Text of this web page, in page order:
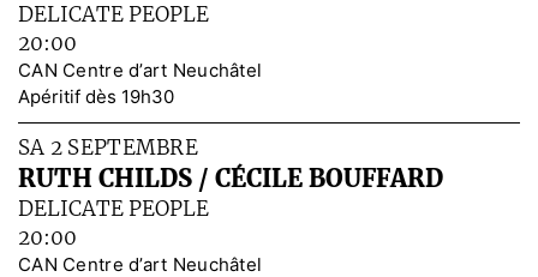
DELICATE PEOPLE
20:00
CAN Centre d’art Neuchâtel
Apéritif dès 19h30
SA 2 SEPTEMBRE
RUTH CHILDS / CÉCILE BOUFFARD
DELICATE PEOPLE
20:00
CAN Centre d’art Neuchâtel